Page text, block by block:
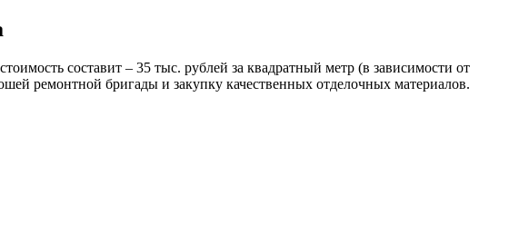
составит – 35 тыс. рублей за квадратный метр (в зависимости от
ремонтной бригады и закупку качественных отделочных материалов.